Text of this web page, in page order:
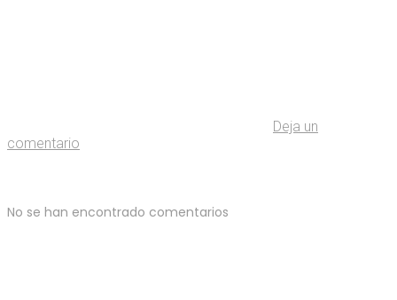
Deja un
comentario
No se han encontrado comentarios